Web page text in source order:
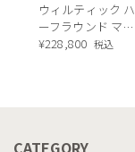
ウィルティック ハ
ーフラウンド マテ
ィエラ塗装 ダイニ
¥228,800 税込
CATEGORY